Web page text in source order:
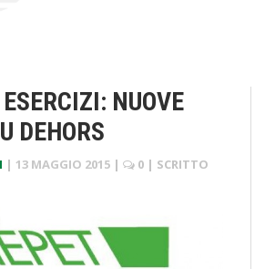
NUOVE
DEHORS
| 13 MAGGIO 2015 | 0 | SCRITTO